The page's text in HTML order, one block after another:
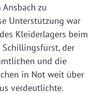
zu
Unterstützung war
Kleiderlagers beim
der
und die
in Not weit über
verdeutlichte.